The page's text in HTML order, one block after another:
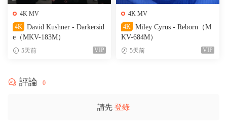
4K MV
4K
David Kushner - Darkersid
e（MKV-183M）
5天前 VIP
4K MV
4K
Miley Cyrus - Reborn（M
KV-684M）
5天前 VIP
評論 0
請先 登錄